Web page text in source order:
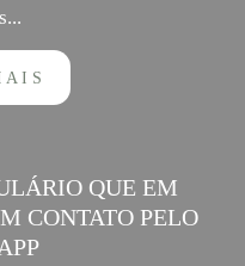
QUE EM
CONTATO PELO